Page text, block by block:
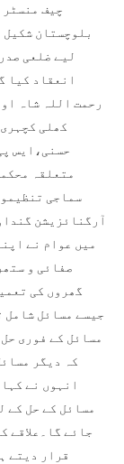
چیف
بلوچستان
لیے ضلعی
انعقاد کیا
رحمت اللہ شاہ
کھلی
حسنی،ایس
متعلقہ
سماجی
آرگنائزیشن
میں عوام نے
صفائی و
گھروں کی
جیسے مسائل شامل
مسائل کے فوری
کہ دیگر
انہوں نے
مسائل کے حل کے
جائے گا۔علاقے
قرار دیتے